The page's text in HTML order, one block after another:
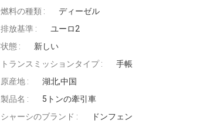
燃料の種類 :
ディーゼル
排放基準 :
ユーロ2
状態 :
新しい
トランスミッションタイプ :
手帳
原産地 :
湖北,中国
製品名 :
5トンの牽引車
シャーシのブランド :
ドンフェン